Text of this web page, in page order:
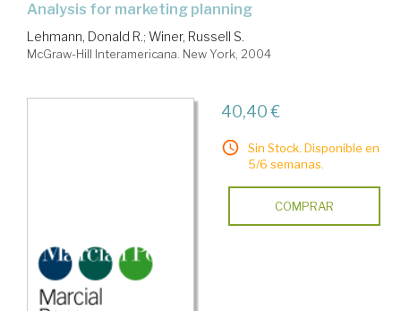
Analysis for marketing planning
Lehmann, Donald R.; Winer, Russell S.
McGraw-Hill Interamericana. New York, 2004
40,40 €
Sin Stock. Disponible en
5/6 semanas.
COMPRAR